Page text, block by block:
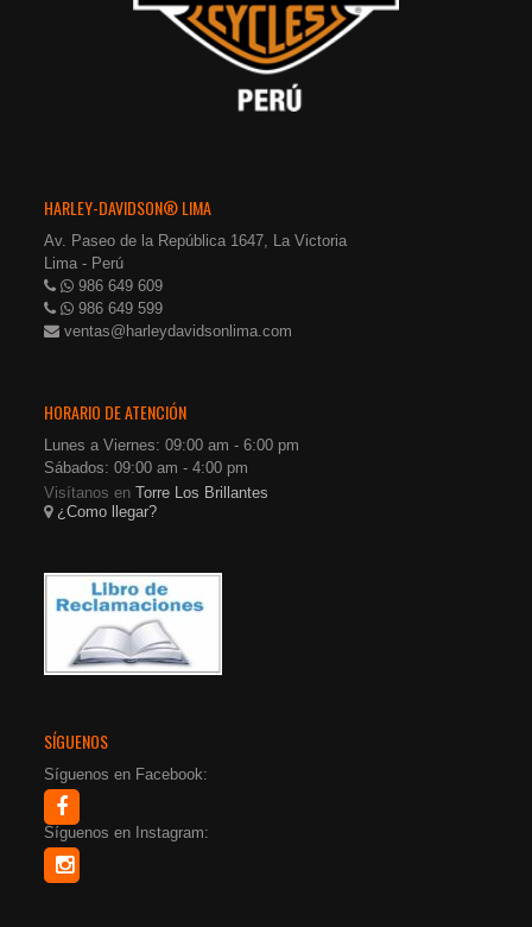
HARLEY-DAVIDSON® LIMA
Av. Paseo de la República 1647, La Victoria
Lima - Perú
986 649 609
986 649 599
ventas@harleydavidsonlima.com
HORARIO DE ATENCIÓN
Lunes a Viernes: 09:00 am - 6:00 pm
Sábados: 09:00 am - 4:00 pm
Visítanos enTorre Los Brillantes
¿Como llegar?
SÍGUENOS
Síguenos en Facebook:
Síguenos en Instagram: